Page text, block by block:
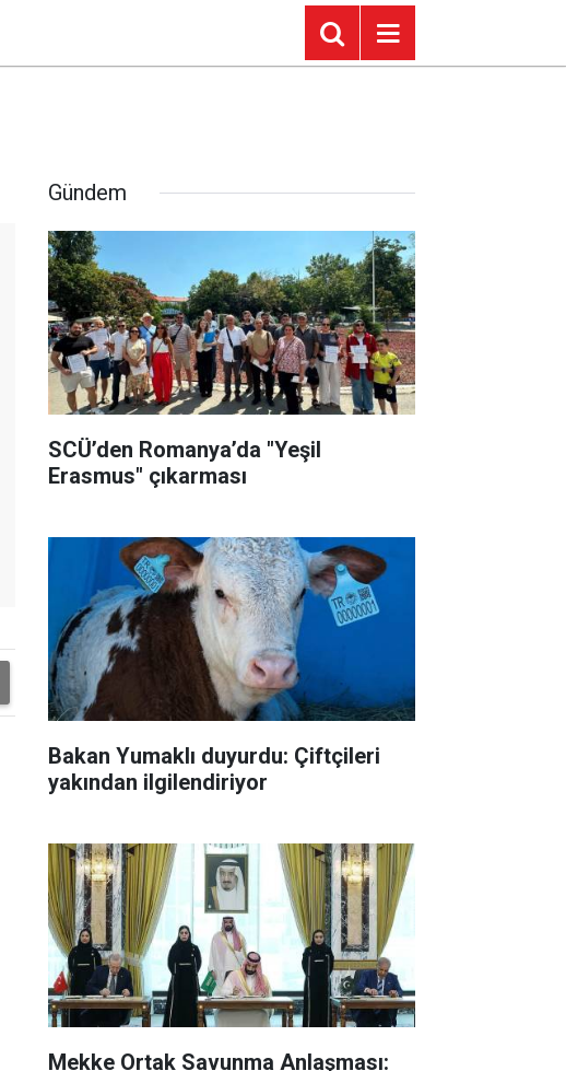
Gündem
SCÜ’den Romanya’da "Yeşil
Erasmus" çıkarması
Bakan Yumaklı duyurdu: Çiftçileri
yakından ilgilendiriyor
Mekke Ortak Savunma Anlaşması: